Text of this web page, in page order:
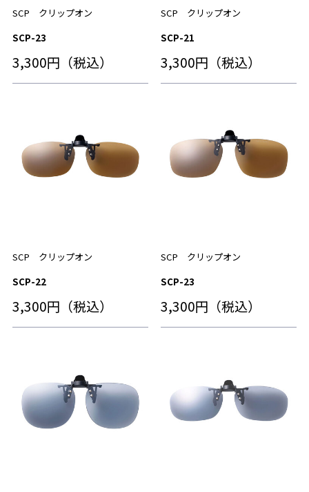
SCP クリップオン
SCP-23
3,300円（税込）
SCP クリップオン
SCP-21
3,300円（税込）
SCP クリップオン
SCP-22
3,300円（税込）
SCP クリップオン
SCP-23
3,300円（税込）